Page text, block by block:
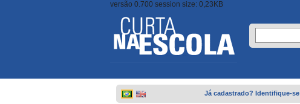
versão 0.700 session size: 0,23KB
Já cadastrado? Identifique-se